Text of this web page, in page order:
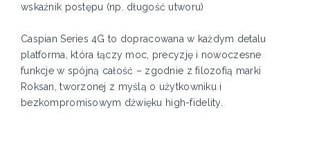
wskaźnik postępu (np. długość utworu)
Caspian Series 4G to dopracowana w każdym detalu
platforma, która łączy moc, precyzję i nowoczesne
funkcje w spójną całość – zgodnie z filozofią marki
Roksan, tworzonej z myślą o użytkowniku i
bezkompromisowym dźwięku high-fidelity.